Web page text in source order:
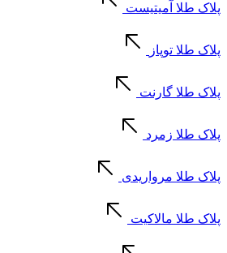
پلاک طلا آمیتیست
پلاک طلا توپاز
پلاک طلا گارنت
پلاک طلا زمرد
پلاک طلا مرواریدی
پلاک طلا مالاکیت